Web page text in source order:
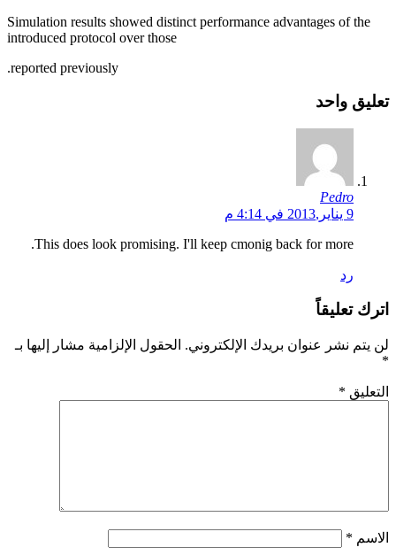
Simulation results showed distinct performance advantages of the
introduced protocol over those
reported previously.
تعليق واحد
Pedro
9 يناير,2013 في 4:14 م
This does look promising. I'll keep cmonig back for more.
رد
اترك تعليقاً
لن يتم نشر عنوان بريدك الإلكتروني. الحقول الإلزامية مشار إليها بـ
*
التعليق *
الاسم *